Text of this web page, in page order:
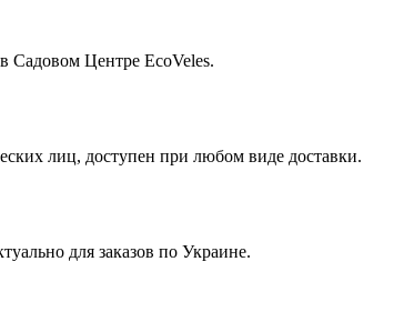
Садовом Центре EcoVeles.
лиц, доступен при любом виде доставки.
для заказов по Украине.